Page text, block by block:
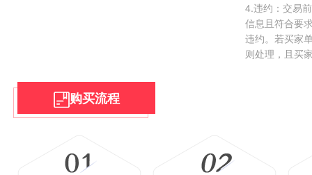
4.违约：交易
信息且符合要
违约。若买家
则处理，且买
购买流程